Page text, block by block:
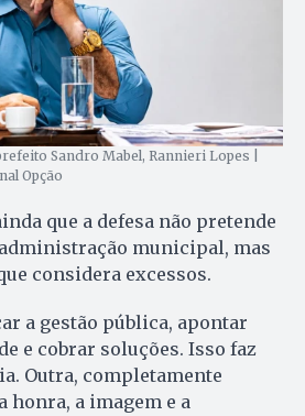
Sandro Mabel, Rannieri Lopes |
Opção
que a defesa não pretende
municipal, mas
considera excessos.
a gestão pública, apontar
e cobrar soluções. Isso faz
Outra, completamente
honra, a imagem e a